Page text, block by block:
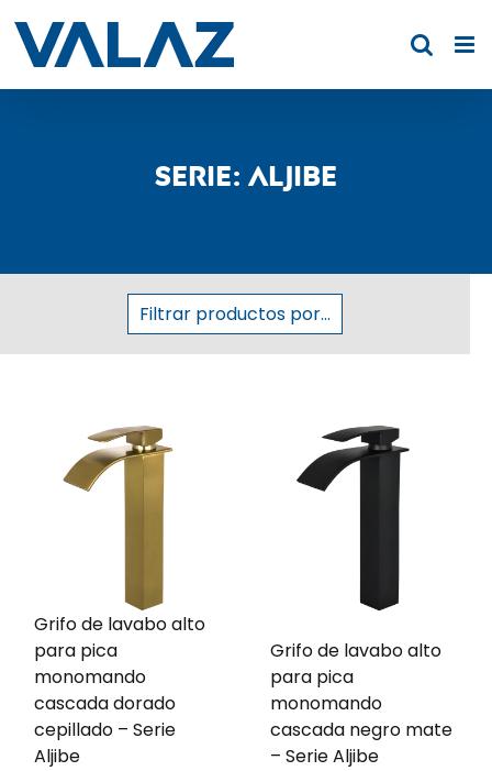
contenido
Serie: Aljibe
Filtrar productos por...
Grifo de lavabo alto
para pica
monomando
cascada dorado
cepillado – Serie
Aljibe
Grifo de lavabo alto
para pica
monomando
cascada negro mate
– Serie Aljibe